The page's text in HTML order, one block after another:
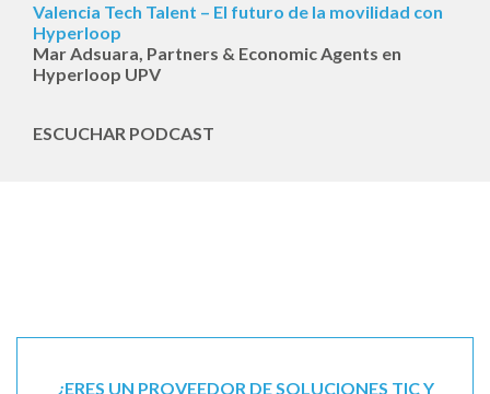
Valencia Tech Talent – El futuro de la movilidad con
Hyperloop
Mar Adsuara, Partners & Economic Agents en
Hyperloop UPV
ESCUCHAR PODCAST
¿ERES UN PROVEEDOR DE SOLUCIONES TIC Y